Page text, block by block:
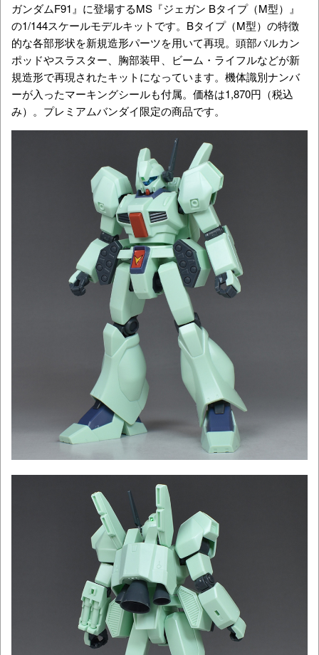
ガンダムF91』に登場するMS『ジェガン Bタイプ（M型）』
の1/144スケールモデルキットです。Bタイプ（M型）の特徴
的な各部形状を新規造形パーツを用いて再現。頭部バルカン
ポッドやスラスター、胸部装甲、ビーム・ライフルなどが新
規造形で再現されたキットになっています。機体識別ナンバ
ーが入ったマーキングシールも付属。価格は1,870円（税込
み）。プレミアムバンダイ限定の商品です。